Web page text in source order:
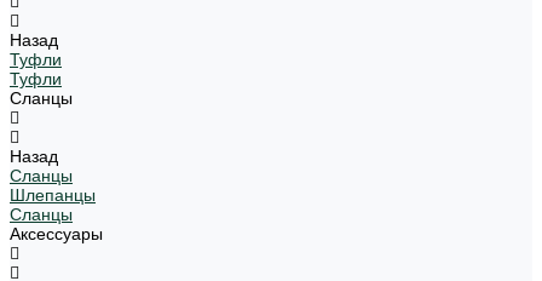
Назад
Туфли
Туфли
Сланцы
Назад
Сланцы
Шлепанцы
Сланцы
Аксессуары